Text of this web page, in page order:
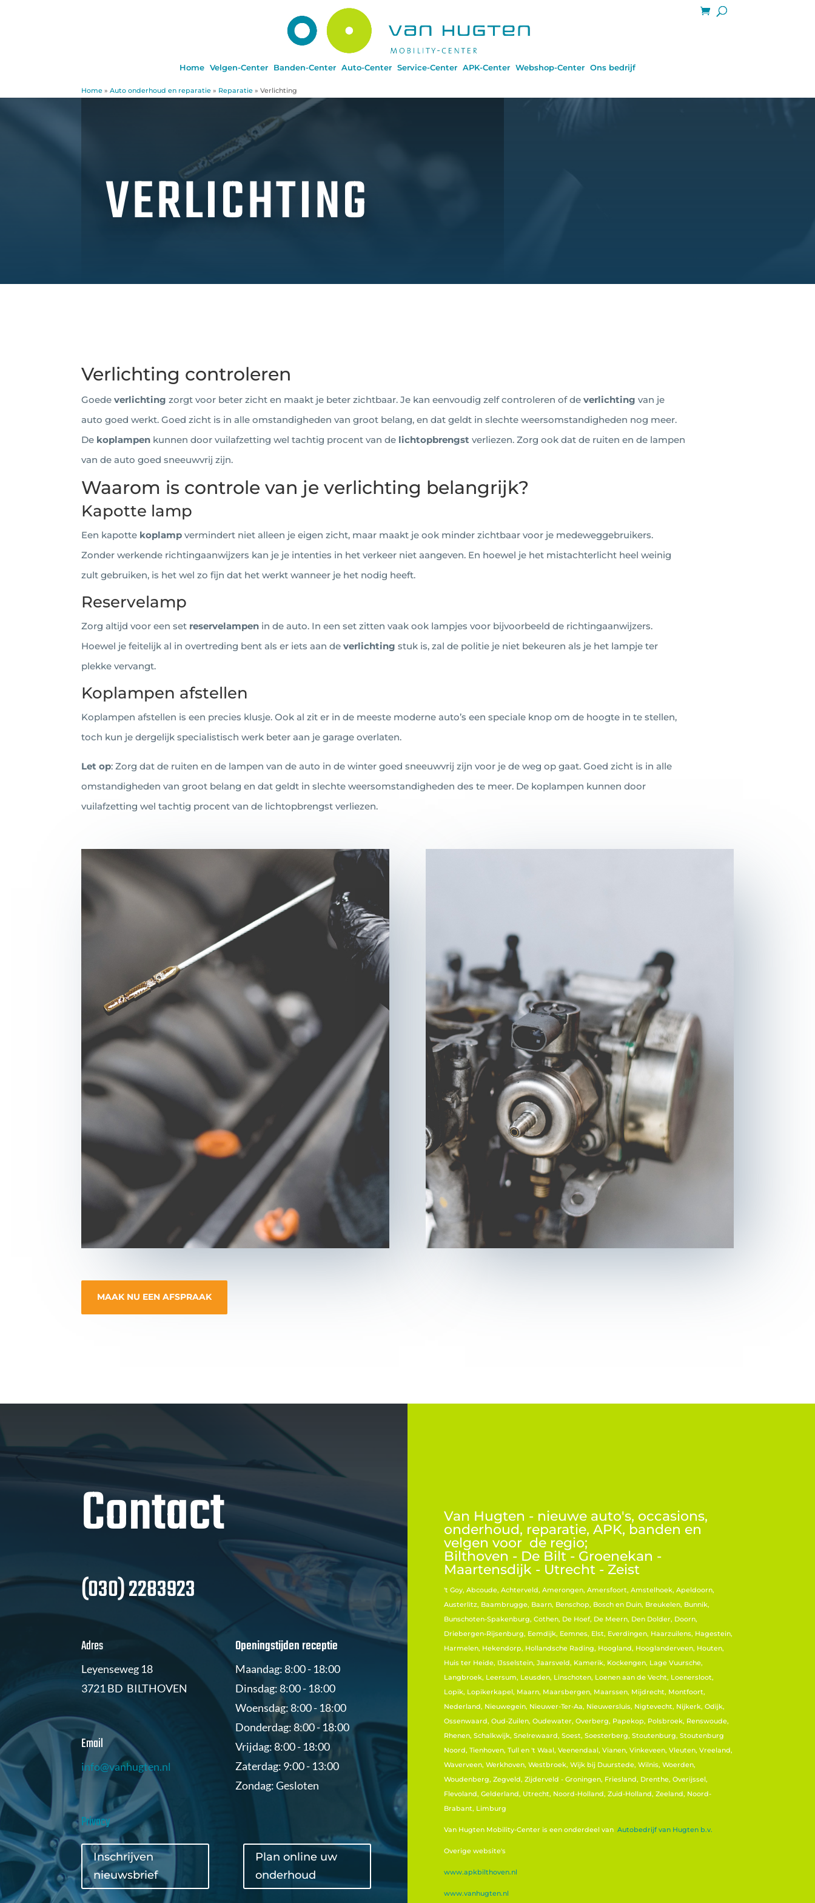
Home Velgen-Center Banden-Center Auto-Center Service-Center APK-Center Webshop-Center Ons bedrijf
Home »Auto onderhoud en reparatie » Reparatie »Verlichting
VERLICHTING
Verlichting controleren
Goedeverlichting zorgt voor beter zicht en maakt je beter zichtbaar. Je kan eenvoudig zelf controleren of deverlichting van je
auto goed werkt. Goed zicht is in alle omstandigheden van groot belang, en dat geldt in slechte weersomstandigheden nog meer.
De koplampen kunnen door vuilafzetting wel tachtig procent van de lichtopbrengst verliezen. Zorg ook dat de ruiten en de lampen
van de auto goed sneeuwvrij zijn.
Waarom is controle van je verlichting belangrijk?
Kapotte lamp
Een kapotte koplamp vermindert niet alleen je eigen zicht, maar maakt je ook minder zichtbaar voor je medeweggebruikers.
Zonder werkende richtingaanwijzers kan je je intenties in het verkeer niet aangeven. En hoewel je het mistachterlicht heel weinig
zult gebruiken, is het wel zo fijn dat het werkt wanneer je het nodig heeft.
Reservelamp
Zorg altijd voor een set reservelampen in de auto. In een set zitten vaak ook lampjes voor bijvoorbeeld de richtingaanwijzers.
Hoewel je feitelijk al in overtreding bent als er iets aan deverlichting stuk is, zal de politie je niet bekeuren als je het lampje ter
plekke vervangt.
Koplampen afstellen
Koplampen afstellen is een precies klusje. Ook al zit er in de meeste moderne auto’s een speciale knop om de hoogte in te stellen,
toch kun je dergelijk specialistisch werk beter aan je garage overlaten.
Let op: Zorg dat de ruiten en de lampen van de auto in de winter goed sneeuwvrij zijn voor je de weg op gaat. Goed zicht is in alle
omstandigheden van groot belang en dat geldt in slechte weersomstandigheden des te meer. De koplampen kunnen door
vuilafzetting wel tachtig procent van de lichtopbrengst verliezen.
MAAK NU EEN AFSPRAAK
Contact
(030) 2283923
Adres
Leyenseweg 18
3721 BD BILTHOVEN
Email
info@vanhugten.nl
Privacy
Openingstijden receptie
Maandag: 8:00 - 18:00
Dinsdag: 8:00 - 18:00
Woensdag: 8:00 - 18:00
Donderdag: 8:00 - 18:00
Vrijdag: 8:00 - 18:00
Zaterdag: 9:00 - 13:00
Zondag: Gesloten
Inschrijven
nieuwsbrief
Plan online uw
onderhoud
Van Hugten - nieuwe auto's, occasions,
onderhoud, reparatie, APK, banden en
velgen voor de regio;
Bilthoven - De Bilt - Groenekan -
Maartensdijk - Utrecht - Zeist
't Goy, Abcoude, Achterveld, Amerongen, Amersfoort, Amstelhoek, Apeldoorn,
Austerlitz, Baambrugge, Baarn, Benschop, Bosch en Duin, Breukelen, Bunnik,
Bunschoten-Spakenburg, Cothen, De Hoef, De Meern, Den Dolder, Doorn,
Driebergen-Rijsenburg, Eemdijk, Eemnes, Elst, Everdingen, Haarzuilens, Hagestein,
Harmelen, Hekendorp, Hollandsche Rading, Hoogland, Hooglanderveen, Houten,
Huis ter Heide, IJsselstein, Jaarsveld, Kamerik, Kockengen, Lage Vuursche,
Langbroek, Leersum, Leusden, Linschoten, Loenen aan de Vecht, Loenersloot,
Lopik, Lopikerkapel, Maarn, Maarsbergen, Maarssen, Mijdrecht, Montfoort,
Nederland, Nieuwegein, Nieuwer-Ter-Aa, Nieuwersluis, Nigtevecht, Nijkerk, Odijk,
Ossenwaard, Oud-Zuilen, Oudewater, Overberg, Papekop, Polsbroek, Renswoude,
Rhenen, Schalkwijk, Snelrewaard, Soest, Soesterberg, Stoutenburg, Stoutenburg
Noord, Tienhoven, Tull en 't Waal, Veenendaal, Vianen, Vinkeveen, Vleuten, Vreeland,
Waverveen, Werkhoven, Westbroek, Wijk bij Duurstede, Wilnis, Woerden,
Woudenberg, Zegveld, Zijderveld - Groningen, Friesland, Drenthe, Overijssel,
Flevoland, Gelderland, Utrecht, Noord-Holland, Zuid-Holland, Zeeland, Noord-
Brabant, Limburg
Van Hugten Mobility-Center is een onderdeel van Autobedrijf van Hugten b.v.
Overige website's
www.apkbilthoven.nl
www.vanhugten.nl